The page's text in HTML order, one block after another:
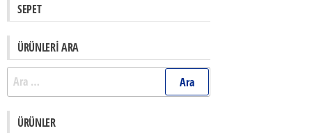
SEPET
ÜRÜNLERI ARA
Arama:
ÜRÜNLER